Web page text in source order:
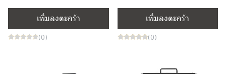
เพิ่มลงตะกร้า
(0)
เพิ่มลงตะกร้า
(0)